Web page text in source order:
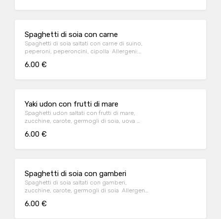
Spaghetti di soia con carne
Spaghetti di soia saltati con carne di suino,
peperoni, peperoncini, cipolla Allergeni:
6.00 €
Yaki udon con frutti di mare
Spaghetti udon saltati con frutti di mare,
zucchine, carote, germogli di soia, uova
6.00 €
Spaghetti di soia con gamberi
Spaghetti di soia saltati con gamberi,
zucchine, carote, germogli di soia Allergeni:
6.00 €